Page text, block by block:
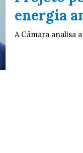
energia
A Câmara analisa